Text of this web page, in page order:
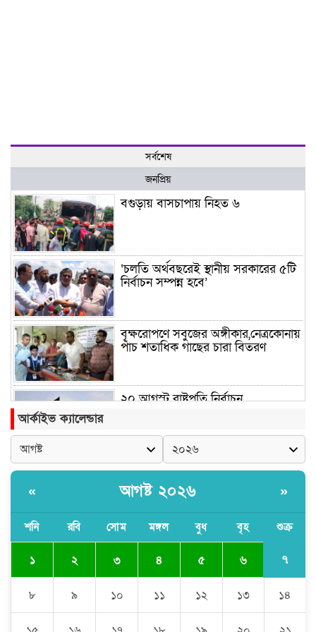
সর্বশেষ
জনপ্রিয়
বগুড়ায় বাসচাপায় নিহত ৬
‘চলতি অর্থবছরেই স্থানীয় সরকারের ৫টি
নির্বাচন সম্পন্ন হবে’
বৃক্ষরোপণে সবুজের অঙ্গীকার,নেত্রকোনায়
পাঁচ শতাধিক গাছের চারা বিতরণ
২০ আগস্ট রাষ্ট্রপতি নির্বাচন
শব্দদূষণ নিয়ন্ত্রণে কঠোর হচ্ছে সরকার
নদীদূষণ রোধে প্রধানমন্ত্রীর নতুন নির্দেশ
রাষ্ট্রপতি নির্বাচনের ভোটার তালিকা
আর্কাইভ ক্যালেন্ডার
« আগষ্ট ২০২৬ »
শনি রবি সোম মঙ্গল বুধ বৃহ শুক্র
১ ২ ৩ ৪ ৫ ৬ ৭
৮ ৯ ১০ ১১ ১২ ১৩ ১৪